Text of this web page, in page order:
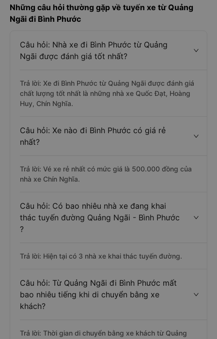
Những câu hỏi thường gặp về tuyến xe từ Quảng
Ngãi đi Bình Phước
Câu hỏi: Nhà xe đi Bình Phước từ Quảng
Ngãi được đánh giá tốt nhất?
Trả lời: Xe đi Bình Phước từ Quảng Ngãi được đánh giá
chất lượng tốt nhất là những nhà xe Quốc Đạt, Hoàng
Huy, Chín Nghĩa.
Câu hỏi: Xe nào đi Bình Phước có giá rẻ
nhất?
Trả lời: Vé xe rẻ nhất có mức giá là 500.000 đồng của
nhà xe Chín Nghĩa.
Câu hỏi: Có bao nhiêu nhà xe đang khai
thác tuyến đường Quảng Ngãi - Bình Phước
?
Trả lời: Hiện tại có 3 nhà xe khai thác tuyến đường.
Câu hỏi: Từ Quảng Ngãi đi Bình Phước mất
bao nhiêu tiếng khi di chuyển bằng xe
khách?
Trả lời: Thời gian di chuyển bằng xe khách từ Quảng